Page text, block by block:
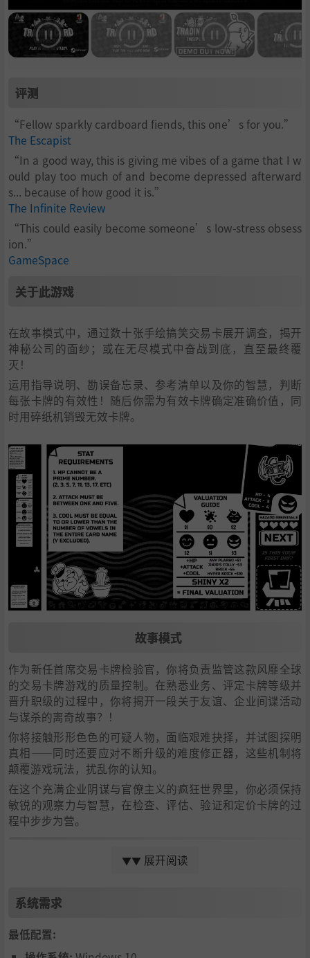
评测
“Fellow sparkly cardboard fiends, this one’s for you.”
The Escapist
“In a good way, this is giving me vibes of a game that I w
ould play too much of and become depressed afterward
s... because of how good it is.”
The Infinite Review
“This could easily become someone’s low-stress obsess
ion.”
GameSpace
关于此游戏
在故事模式中，通过数十张手绘搞笑交易卡展开调查，揭开
神秘公司的面纱；或在无尽模式中奋战到底，直至最终覆
灭！
运用指导说明、勘误备忘录、参考清单以及你的智慧，判断
每张卡牌的有效性！随后你需为有效卡牌确定准确价值，同
时用碎纸机销毁无效卡牌。
故事模式
作为新任首席交易卡牌检验官，你将负责监管这款风靡全球
的交易卡牌游戏的质量控制。在熟悉业务、评定卡牌等级并
晋升职级的过程中，你将揭开一段关于友谊、企业间谍活动
与谋杀的离奇故事？！
你将接触形形色色的可疑人物，面临艰难抉择，并试图探明
真相——同时还要应对不断升级的难度修正器，这些机制将
颠覆游戏玩法，扰乱你的认知。
在这个充满企业阴谋与官僚主义的疯狂世界里，你必须保持
敏锐的观察力与智慧，在检查、评估、验证和定价卡牌的过
程中步步为营。
无尽模式
改器，可在无尽模式中使用。在此模式里，你可以挑战刷新
▼▼ 展开阅读
系统需求
最低配置: